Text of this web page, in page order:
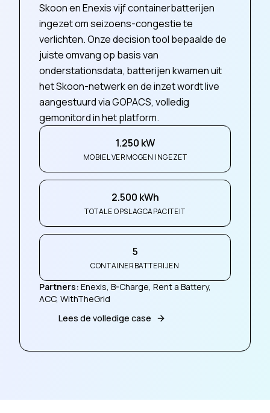
Skoon en Enexis vijf containerbatterijen
ingezet om seizoens-congestie te
verlichten. Onze decision tool bepaalde de
juiste omvang op basis van
onderstationsdata, batterijen kwamen uit
het Skoon-netwerk en de inzet wordt live
aangestuurd via GOPACS, volledig
gemonitord in het platform.
1.250 kW
MOBIEL VERMOGEN INGEZET
2.500 kWh
TOTALE OPSLAGCAPACITEIT
5
CONTAINERBATTERIJEN
Partners: Enexis, B-Charge, Rent a Battery,
ACC, WithTheGrid
Lees de volledige case